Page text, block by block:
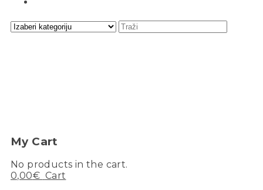
My Cart
No products in the cart.
0,00€ Cart